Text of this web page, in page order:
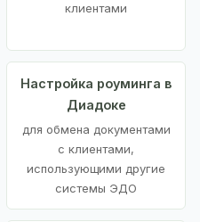
клиентами
Настройка роуминга в
Диадоке
для обмена документами
с клиентами,
использующими другие
системы ЭДО